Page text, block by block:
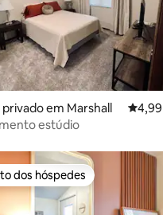
em Marshall
estúdio
dos hóspedes
dos hóspedes